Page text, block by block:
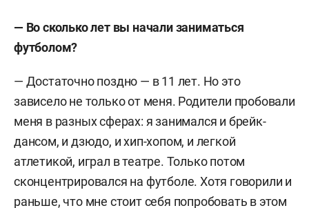
— Во сколько лет вы начали заниматься
футболом?
— Достаточно поздно — в 11 лет. Но это
зависело не только от меня. Родители пробовали
меня в разных сферах: я занимался и брейк-
дансом, и дзюдо, и хип-хопом, и легкой
атлетикой, играл в театре. Только потом
сконцентрировался на футболе. Хотя говорили и
раньше, что мне стоит себя попробовать в этом